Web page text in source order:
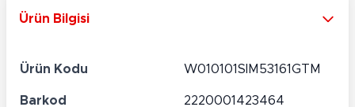
Ürün Bilgisi
Ürün Kodu W010101SIM53161GTM
Barkod 2220001423464